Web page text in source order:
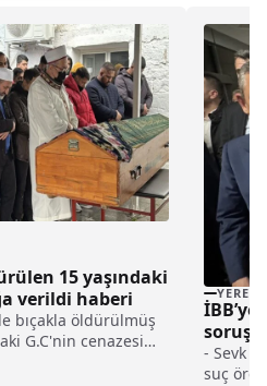
15 yaşındaki
verildi haberi
bıçakla öldürülmüş
G.C'nin cenazesi
YEREL
- Sevk
suç